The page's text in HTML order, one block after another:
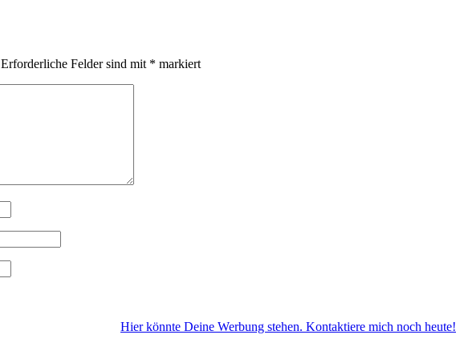
Erforderliche Felder sind mit * markiert
Hier könnte Deine Werbung stehen. Kontaktiere mich noch heute!